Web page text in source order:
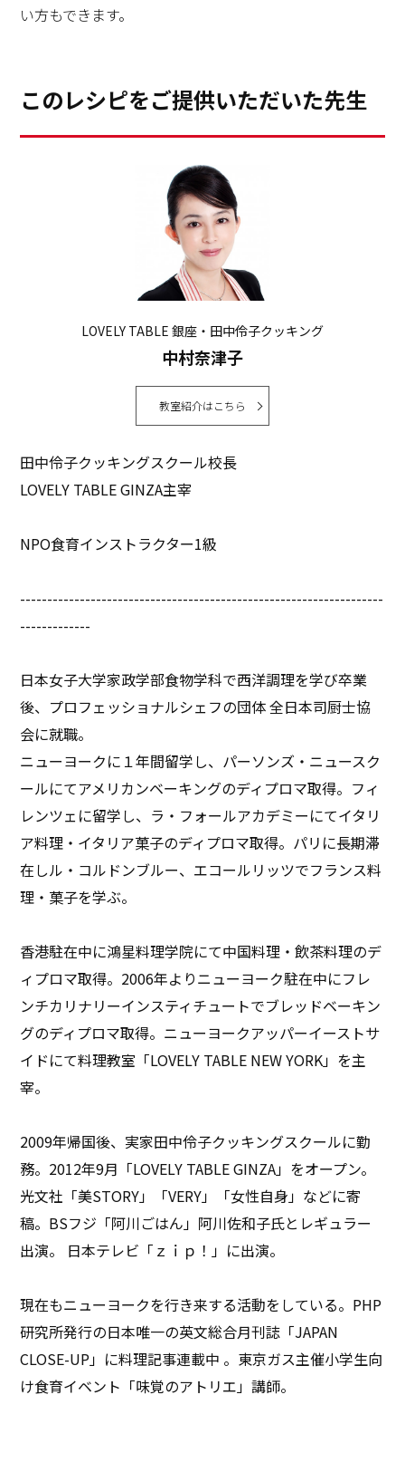
い方もできます。
このレシピをご提供いただいた先生
LOVELY TABLE 銀座・田中伶子クッキング
中村奈津子
教室紹介はこちら
田中伶子クッキングスクール校長
LOVELY TABLE GINZA主宰
NPO食育インストラクター1級
-------------------------------------------------------------------
-------------
日本女子大学家政学部食物学科で西洋調理を学び卒業
後、プロフェッショナルシェフの団体 全日本司厨士協
会に就職。
ニューヨークに１年間留学し、パーソンズ・ニュースク
ールにてアメリカンベーキングのディプロマ取得。フィ
レンツェに留学し、ラ・フォールアカデミーにてイタリ
ア料理・イタリア菓子のディプロマ取得。パリに長期滞
在しル・コルドンブルー、エコールリッツでフランス料
理・菓子を学ぶ。
香港駐在中に鴻星料理学院にて中国料理・飲茶料理のデ
ィプロマ取得。2006年よりニューヨーク駐在中にフレ
ンチカリナリーインスティチュートでブレッドベーキン
グのディプロマ取得。ニューヨークアッパーイーストサ
イドにて料理教室「LOVELY TABLE NEW YORK」を主
宰。
2009年帰国後、実家田中伶子クッキングスクールに勤
務。2012年9月「LOVELY TABLE GINZA」をオープン。
光文社「美STORY」「VERY」「女性自身」などに寄
稿。BSフジ「阿川ごはん」阿川佐和子氏とレギュラー
出演。 日本テレビ「ｚｉｐ！」に出演。
現在もニューヨークを行き来する活動をしている。PHP
研究所発行の日本唯一の英文総合月刊誌「JAPAN
CLOSE-UP」に料理記事連載中 。東京ガス主催小学生向
け食育イベント「味覚のアトリエ」講師。